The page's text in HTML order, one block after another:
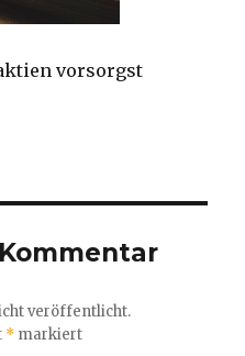
vorsorgst
veröffentlicht.
* markiert